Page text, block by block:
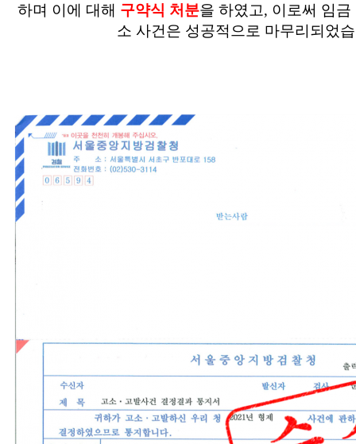
하며 이에 대해 구약식 처분을 하였고, 이로써 임
소 사건은 성공적으로 마무리되었